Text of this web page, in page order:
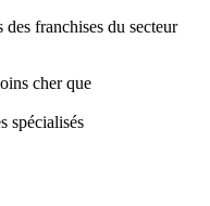
franchises du secteur
cher que
spécialisés